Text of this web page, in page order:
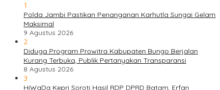
1
Polda Jambi Pastikan Penanganan Karhutla Sungai Gelam
Maksimal
9 Agustus 2026
2
Diduga Program Prowitra Kabupaten Bungo Berjalan
Kurang Terbuka, Publik Pertanyakan Transparansi
8 Agustus 2026
3
HiWaDa Kepri Soroti Hasil RDP DPRD Batam, Erfan